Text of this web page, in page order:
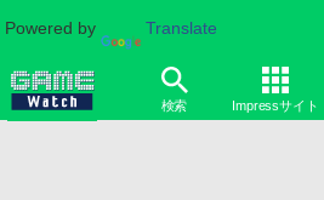
Powered by Translate
検索 Impressサイト